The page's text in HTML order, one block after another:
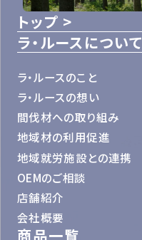
トップ
ラ・ルースについて
ラ・ルースのこと
ラ・ルースの想い
間伐材への取り組み
地域材の利用促進
地域就労施設との連携
OEMのご相談
店舗紹介
会社概要
商品一覧